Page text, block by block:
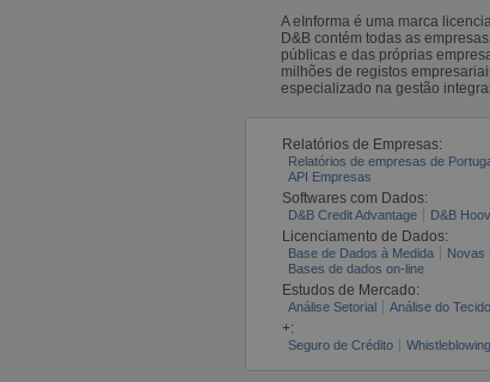
A eInforma é uma marca
D&B contém todas as
públicas e das próprias
milhões de registos
especializado na gestão
Relatórios de Empresas:
Relatórios de empresas de
API Empresas
Softwares com Dados:
D&B Credit Advantage D&B
Licenciamento de Dados:
Base de Dados à Medida Novas
Bases de dados on-line
Estudos de Mercado:
Análise Setorial Análise do
+:
Seguro de Crédito